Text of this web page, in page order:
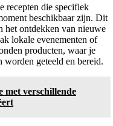
recepten die specifiek
beschikbaar zijn. Dit
het ontdekken van nieuwe
lokale evenementen of
producten, waar je
worden geteeld en bereid.
met verschillende